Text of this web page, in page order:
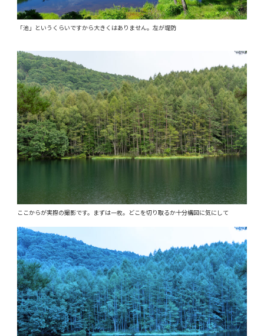
「池」というくらいですから大きくはありません。左が堤防
ここからが実際の撮影です。まずは一枚。どこを切り取るか十分構図に気にして